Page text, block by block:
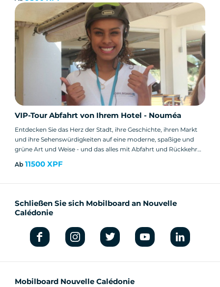
VIP-Tour Abfahrt von Ihrem Hotel - Nouméa
Entdecken Sie das Herz der Stadt, ihre Geschichte, ihren Markt
und ihre Sehenswürdigkeiten auf eine moderne, spaßige und
grüne Art und Weise - und das alles mit Abfahrt und Rückkehr
Ab 11500 XPF
Schließen Sie sich Mobilboard an Nouvelle
Calédonie
Mobilboard Nouvelle Calédonie